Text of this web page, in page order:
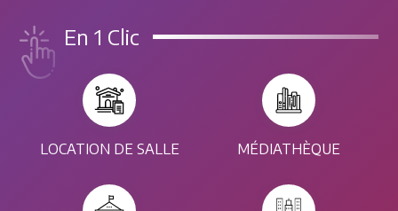
En 1 Clic
LOCATION DE SALLE MÉDIATHÈQUE